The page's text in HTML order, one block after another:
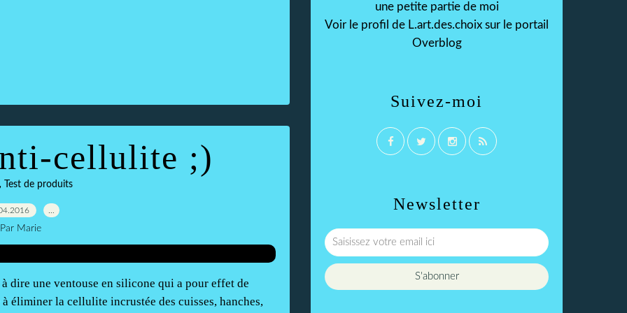
cellulite ;)
Test de produits
Par Marie
dire une ventouse en silicone qui a pour effet de
éliminer la cellulite incrustée des cuisses, hanches,
Newsletter
une petite partie de moi
Voir le profil de L.art.des.choix sur le portail
Overblog
Suivez-moi